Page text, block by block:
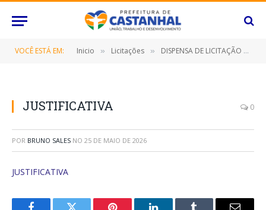
VOCÊ ESTÁ EM: Inicio » Licitações » DISPENSA DE LICITAÇÃO Nº 008/2023-FME (LOCAÇÃO DO IMÓVEL DE PROPRIEDADE DO LOCADOR, LOCALIZADO NA ALAMEDA SÃO JOSÉ, Nº 345, SAUDADE II, NA CIDADE DE CASTANHAL/PA)
JUSTIFICATIVA 0
POR BRUNO SALES NO 25 DE MAIO DE 2026
JUSTIFICATIVA